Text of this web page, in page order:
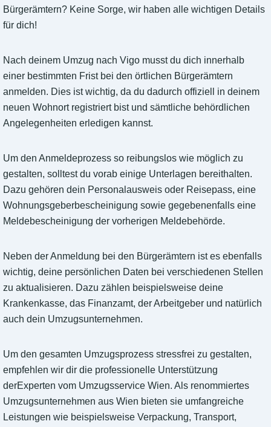
Bürgerämtern? Keine Sorge, wir haben alle wichtigen Details
für dich!
Nach deinem Umzug nach Vigo musst du dich innerhalb
einer bestimmten Frist bei den örtlichen Bürgerämtern
anmelden. Dies ist wichtig, da du dadurch offiziell in deinem
neuen Wohnort registriert bist und sämtliche behördlichen
Angelegenheiten erledigen kannst.
Um den Anmeldeprozess so reibungslos wie möglich zu
gestalten, solltest du vorab einige Unterlagen bereithalten.
Dazu gehören dein Personalausweis oder Reisepass, eine
Wohnungsgeberbescheinigung sowie gegebenenfalls eine
Meldebescheinigung der vorherigen Meldebehörde.
Neben der Anmeldung bei den Bürgerämtern ist es ebenfalls
wichtig, deine persönlichen Daten bei verschiedenen Stellen
zu aktualisieren. Dazu zählen beispielsweise deine
Krankenkasse, das Finanzamt, der Arbeitgeber und natürlich
auch dein Umzugsunternehmen.
Um den gesamten Umzugsprozess stressfrei zu gestalten,
empfehlen wir dir die professionelle Unterstützung
derExperten vom Umzugsservice Wien. Als renommiertes
Umzugsunternehmen aus Wien bieten sie umfangreiche
Leistungen wie beispielsweise Verpackung, Transport,